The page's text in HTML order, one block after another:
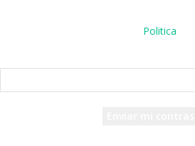
Politica